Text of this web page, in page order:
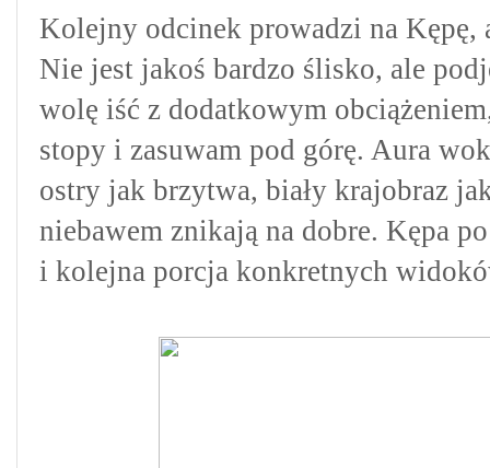
Kolejny odcinek prowadzi na
Nie jest jakoś bardzo ślisko, ale
wolę iść z dodatkowym
stopy i zasuwam pod górę. Aura
ostry jak brzytwa, biały krajobraz
niebawem znikają na dobre. Kępa
i kolejna porcja konkretnych